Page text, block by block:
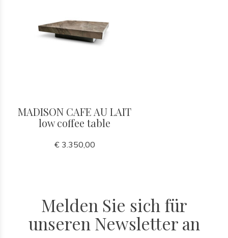
MADISON CAFE AU LAIT
low coffee table
€ 3.350,00
Melden Sie sich für
unseren Newsletter an